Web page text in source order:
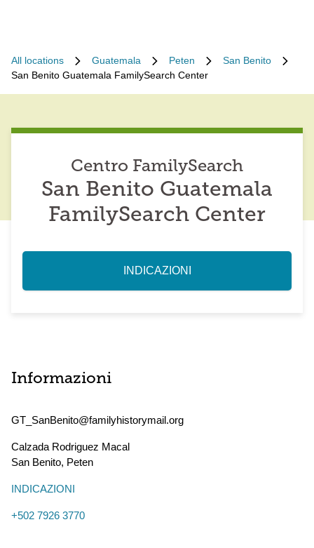
All locations Guatemala Peten
San Benito
San Benito Guatemala FamilySearch Center
Centro FamilySearch
San Benito Guatemala
FamilySearch Center
INDICAZIONI
Informazioni
GT_SanBenito@familyhistorymail.org
Calzada Rodriguez Macal
San Benito, Peten
INDICAZIONI
+502 7926 3770